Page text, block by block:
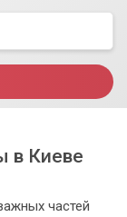
в Киеве
частей